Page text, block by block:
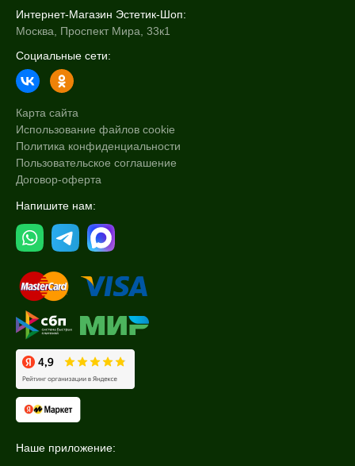
Интернет-Магазин Эстетик-Шоп:
Москва, Проспект Мира, 33к1
Социальные сети:
Карта сайта
Использование файлов cookie
Политика конфиденциальности
Пользовательское соглашение
Договор-оферта
Напишите нам:
Наше приложение: